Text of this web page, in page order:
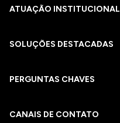
ATUAÇÃO INSTITUCIONAL
SOLUÇÕES DESTACADAS
PERGUNTAS CHAVES​
CANAIS DE CONTATO